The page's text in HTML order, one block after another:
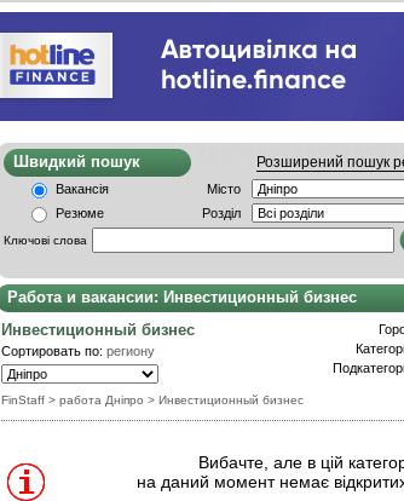
Швидкий пошук Розширений пошук
Вакансія
Місто
Резюме
Розділ
Ключові слова
Работа и вакансии: Инвестиционный бизнес
Инвестиционный бизнес
Сортировать по: региону
FinStaff > работа Дніпро > Инвестиционный бизнес
Вибачте, але в цій
на даний момент немає